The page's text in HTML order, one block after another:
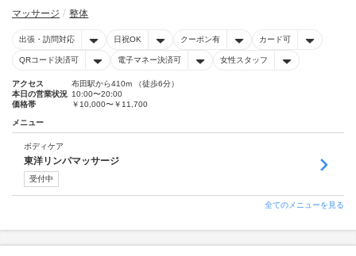
マッサージ 整体
出張・訪問対応 日祝OK クーポン有 カード可
QRコード決済可 電子マネー決済可 女性スタッフ
アクセス
布田駅から410m （徒歩6分）
本日の営業状況 10:00〜20:00
価格帯
￥10,000〜￥11,700
メニュー
ボディケア
東洋リンパマッサージ
受付中
全てのメニューを見る